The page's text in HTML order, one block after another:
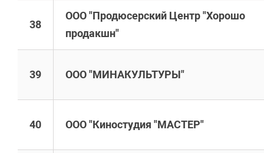
38
ООО "Продюсерский Центр "Хорошо
продакшн"
39 ООО "МИНАКУЛЬТУРЫ"
40 ООО "Киностудия "МАСТЕР"